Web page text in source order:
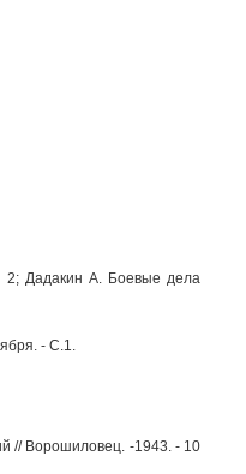
Дадакин А. Боевые дела
- С.1.
// Ворошиловец. -1943. - 10